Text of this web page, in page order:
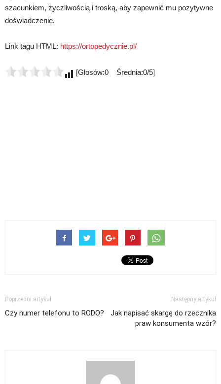
szacunkiem, życzliwością i troską, aby zapewnić mu pozytywne
doświadczenie.
Link tagu HTML: https://ortopedycznie.pl/
[Głosów:0 Średnia:0/5]
Poprzedni artykuł
Czy numer telefonu to RODO?
Następny artykuł
Jak napisać skargę do rzecznika
praw konsumenta wzór?